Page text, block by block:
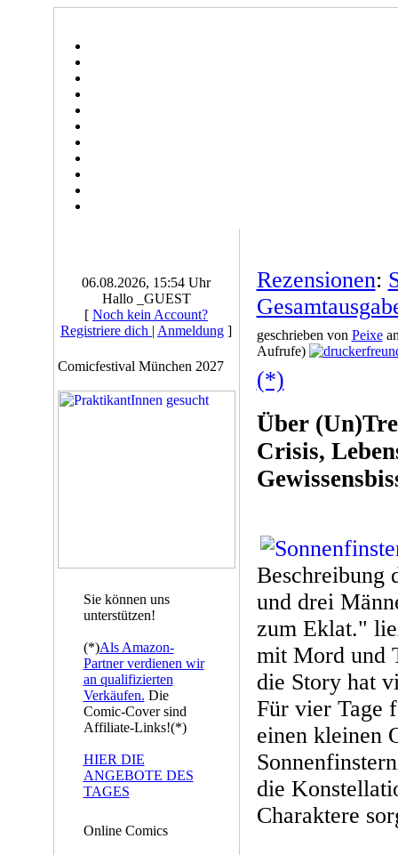
06.08.2026, 15:54 Uhr
Hallo _GUEST
[ Noch kein Account?
Registriere dich | Anmeldung ]
Comicfestival München 2027
Sie können uns
unterstützen!
(*)Als Amazon-
Partner verdienen wir
an qualifizierten
Verkäufen. Die
Comic-Cover sind
Affiliate-Links!(*)
HIER DIE
ANGEBOTE DES
TAGES
Online Comics
Rezensionen:
geschrieben von Peixe
Aufrufe)
(*)
Über
Crisis,
Beschreibung
und drei
zum Eklat."
mit Mord und
die Story hat
Für vier Tage
einen kleinen
die
Charaktere